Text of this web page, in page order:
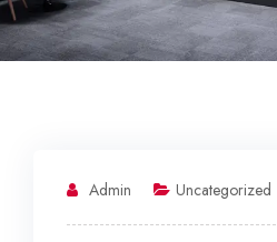
Admin Uncategorized